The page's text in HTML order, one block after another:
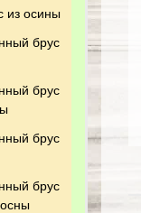
из осины
брус
брус
брус
брус